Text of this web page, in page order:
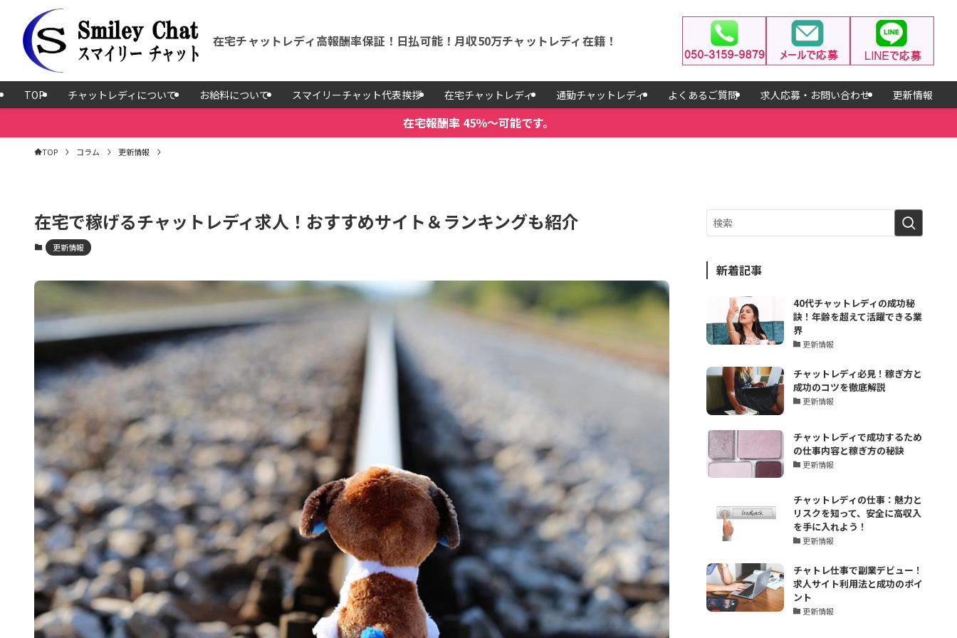
在宅チャットレディ高報酬率保証！日払可能！月収50万チャットレディ在籍！
TOP チャットレディについて お給料について スマイリーチャット代表挨拶 在宅チャットレディ 通勤チャットレディ よくあるご質問 求人応募・お問い合わせ 更新情報
在宅報酬率 45％～可能です。
TOP コラム 更新情報
在宅で稼げるチャットレディ求人！おすすめサイト＆ランキングも紹介
更新情報
新着記事
40代チャットレディの成功秘
訣！年齢を超えて活躍できる業
界
更新情報
チャットレディ必見！稼ぎ方と
成功のコツを徹底解説
更新情報
チャットレディで成功するため
の仕事内容と稼ぎ方の秘訣
更新情報
チャットレディの仕事：魅力と
リスクを知って、安全に高収入
を手に入れよう！
更新情報
チャトレ仕事で副業デビュー！
求人サイト利用法と成功のポイ
ント
更新情報